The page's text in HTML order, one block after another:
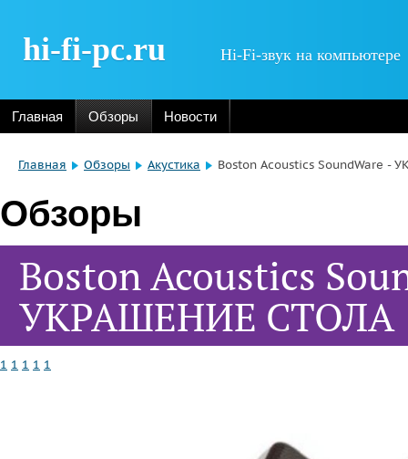
hi-fi-pc.ru Hi-Fi-звук на компьютере
Главная Обзоры Новости
Главная Обзоры Акустика Boston Acoustics SoundWare -
Обзоры
Boston Acoustics
УКРАШЕНИЕ СТОЛА
1 1 1 1 1